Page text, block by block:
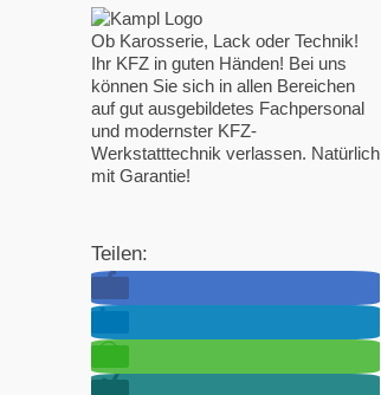
Ob Karosserie, Lack oder Technik!
Ihr KFZ in guten Händen! Bei uns
können Sie sich in allen Bereichen
auf gut ausgebildetes Fachpersonal
und modernster KFZ-
Werkstatttechnik verlassen. Natürlich
mit Garantie!
Teilen: